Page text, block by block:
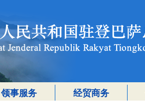
领事服务 经贸商务